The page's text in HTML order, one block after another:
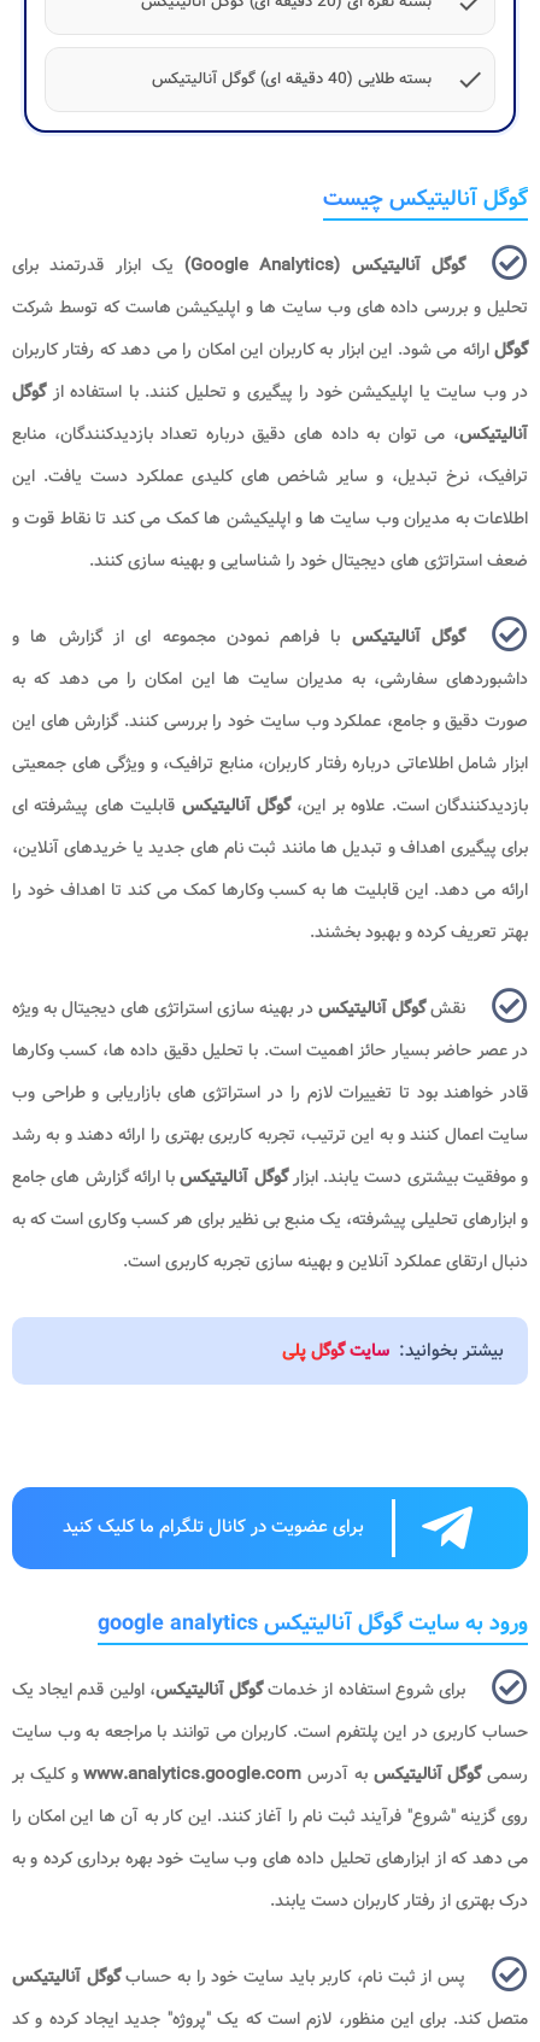
check بسته طلایی (40 دقیقه ای) گوگل آنالیتیکس
گوگل آنالیتیکس چیست
گوگل آنالیتیکس (Google Analytics)
یک ابزار قدرتمند برای
تحلیل و بررسی داده های وب سایت ها و اپلیکیشن هاست که توسط شرکت
گوگلارائه می شود. این ابزار به کاربران این امکان را می دهد که رفتار کاربران
در وب سایت یا اپلیکیشن خود را پیگیری و تحلیل کنند. با استفاده از گوگل
آنالیتیکس، می توان به داده های دقیق درباره تعداد بازدیدکنندگان، منابع
ترافیک، نرخ تبدیل، و سایر شاخص های کلیدی عملکرد دست یافت. این
اطلاعات به مدیران وب سایت ها و اپلیکیشن ها کمک می کند تا نقاط قوت و
ضعف استراتژی های دیجیتال خود را شناسایی و بهینه سازی کنند.
گوگل آنالیتیکس با فراهم نمودن مجموعه ای از گزارش ها و
داشبوردهای سفارشی، به مدیران سایت ها این امکان را می دهد که به
صورت دقیق و جامع، عملکرد وب سایت خود را بررسی کنند. گزارش های این
ابزار شامل اطلاعاتی درباره رفتار کاربران، منابع ترافیک، و ویژگی های جمعیتی
بازدیدکنندگان است. علاوه بر این،گوگل آنالیتیکس قابلیت های پیشرفته ای
برای پیگیری اهداف و تبدیل ها مانند ثبت نام های جدید یا خریدهای آنلاین،
ارائه می دهد. این قابلیت ها به کسب وکارها کمک می کند تا اهداف خود را
بهتر تعریف کرده و بهبود بخشند.
نقشگوگل آنالیتیکسدر بهینه سازی استراتژی های دیجیتال به ویژه
در عصر حاضر بسیار حائز اهمیت است. با تحلیل دقیق داده ها، کسب وکارها
قادر خواهند بود تا تغییرات لازم را در استراتژی های بازاریابی و طراحی وب
سایت اعمال کنند و به این ترتیب، تجربه کاربری بهتری را ارائه دهند و به رشد
و موفقیت بیشتری دست یابند. ابزارگوگل آنالیتیکسبا ارائه گزارش های جامع
و ابزارهای تحلیلی پیشرفته، یک منبع بی نظیر برای هر کسب وکاری است که به
دنبال ارتقای عملکرد آنلاین و بهینه سازی تجربه کاربری است.
بیشتر بخوانید: سایت گوگل پلی
برای عضویت در کانال تلگرام ما کلیک کنید
ورود به سایت گوگل آنالیتیکس google analytics
برای شروع استفاده از خدماتگوگل آنالیتیکس، اولین قدم ایجاد یک
حساب کاربری در این پلتفرم است. کاربران می توانند با مراجعه به وب سایت
رسمیگوگل آنالیتیکس به آدرس www.analytics.google.comو کلیک بر
روی گزینه "شروع" فرآیند ثبت نام را آغاز کنند. این کار به آن ها این امکان را
می دهد که از ابزارهای تحلیل داده های وب سایت خود بهره برداری کرده و به
درک بهتری از رفتار کاربران دست یابند.
پس از ثبت نام، کاربر باید سایت خود را به حسابگوگل آنالیتیکس
متصل کند. برای این منظور، لازم است که یک "پروژه" جدید ایجاد کرده و کد